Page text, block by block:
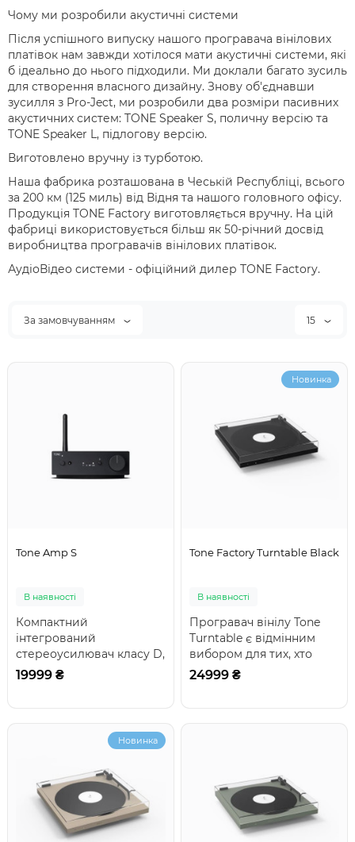
Чому ми розробили акустичні системи
Після успішного випуску нашого програвача вінілових
платівок нам завжди хотілося мати акустичні системи, які
б ідеально до нього підходили. Ми доклали багато зусиль
для створення власного дизайну. Знову об'єднавши
зусилля з Pro-Ject, ми розробили два розміри пасивних
акустичних систем: TONE Speaker S, поличну версію та
TONE Speaker L, підлогову версію.
Виготовлено вручну із турботою.
Наша фабрика розташована в Чеській Республіці, всього
за 200 км (125 миль) від Відня та нашого головного офісу.
Продукція TONE Factory виготовляється вручну. На цій
фабриці використовується більш як 50-річний досвід
виробництва програвачів вінілових платівок.
АудіоВідео системи - офіційний дилер TONE Factory.
За замовчуванням 15
Tone Amp S
В наявності
Компактний
інтегрований
стереоусилювач класу D,
з потужністю 2×40 Вт
19999 ₴
Новинка
Tone Factory Turntable Black
В наявності
Програвач вінілу Tone
Turntable є відмінним
вибором для тих, хто
починає своє
24999 ₴
Новинка